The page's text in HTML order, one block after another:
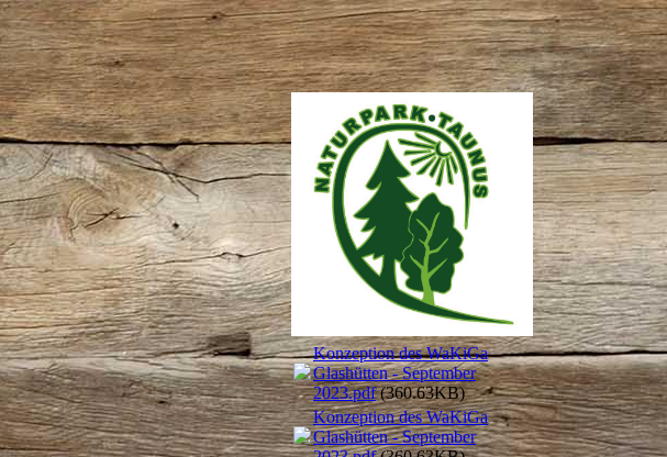
Konzeption des WaKiGa
Glashütten - September
2023.pdf(360.63KB)
Konzeption des WaKiGa
Glashütten - September